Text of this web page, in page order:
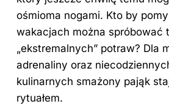
ośmioma nogami. Kto by
wakacjach można spróbować
„ekstremalnych” potraw? Dla
adrenaliny oraz
kulinarnych smażony pająk
rytuałem.